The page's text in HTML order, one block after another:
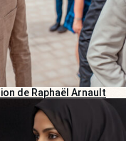
de Raphaël Arnault